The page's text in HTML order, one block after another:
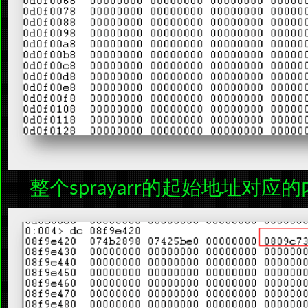
整个sprayarr的起始地址对应的